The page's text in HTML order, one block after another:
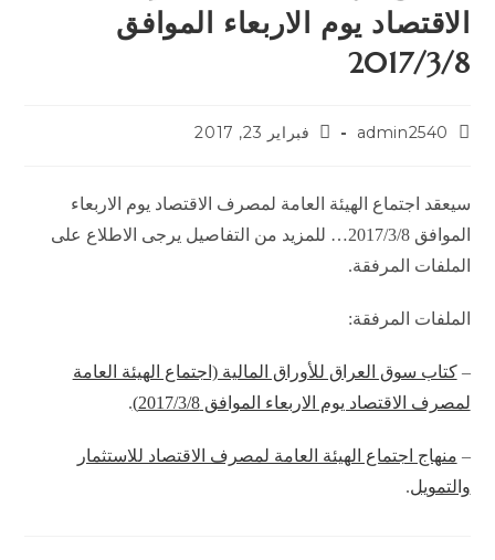
الاقتصاد يوم الاربعاء الموافق
2017/3/8
admin2540 فبراير 23, 2017
سيعقد اجتماع الهيئة العامة لمصرف الاقتصاد يوم الاربعاء
الموافق 2017/3/8… للمزيد من التفاصيل يرجى الاطلاع على
الملفات المرفقة.
الملفات المرفقة:
–كتاب سوق العراق للأوراق المالية (اجتماع الهيئة العامة
لمصرف الاقتصاد يوم الاربعاء الموافق 2017/3/8)
.
– منهاج اجتماع الهيئة العامة لمصرف الاقتصاد للاستثمار
والتمويل.